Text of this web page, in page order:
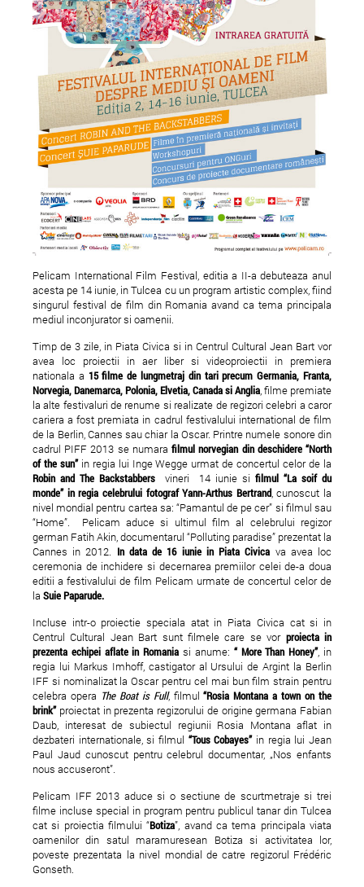
Castigatorii NexT 2011
Sonic Boom - The
Composers #4 MAO
Dezinhibator live act
Pelicam International Film Festival, editia a II-a debuteaza anul
acesta pe 14 iunie, in Tulcea cu un program artistic complex, fiind
singurul festival de film din Romania avand ca tema principala
mediul inconjurator si oamenii.
Timp de 3 zile, in Piata Civica si in Centrul Cultural Jean Bart vor
avea loc proiectii in aer liber si videoproiectii in premiera
nationala a 15 filme de lungmetraj din tari precum Germania, Franta,
Norvegia, Danemarca, Polonia, Elvetia, Canada si Anglia, filme premiate
la alte festivaluri de renume si realizate de regizori celebri a caror
cariera a fost premiata in cadrul festivalului international de film
de la Berlin, Cannes sau chiar la Oscar. Printre numele sonore din
cadrul PIFF 2013 se numarafilmul norvegian din deschidere “North
of the sun”in regia lui Inge Wegge urmat de concertul celor de la
Robin and The Backstabbers vineri 14 iunie si filmul “La soif du
monde” in regia celebrului fotograf Yann-Arthus Bertrand, cunoscut la
nivel mondial pentru cartea sa: “Pamantul de pe cer” si filmul sau
“Home”. Pelicam aduce si ultimul film al celebrului regizor
german Fatih Akin, documentarul “Polluting paradise” prezentat la
Cannes in 2012. In data de 16 iunie in Piata Civica va avea loc
ceremonia de inchidere si decernarea premiilor celei de-a doua
editii a festivalului de film Pelicam urmate de concertul celor de
la Suie Paparude.
Incluse intr-o proiectie speciala atat in Piata Civica cat si in
Centrul Cultural Jean Bart sunt filmele care se vor proiecta in
prezenta echipei aflate in Romania si anume: “ More Than Honey”, in
regia lui Markus Imhoff, castigator al Ursului de Argint la Berlin
IFF si nominalizat la Oscar pentru cel mai bun film strain pentru
celebra opera The Boat is Full, filmul“Rosia Montana a town on the
brink”proiectat in prezenta regizorului de origine germana Fabian
Daub, interesat de subiectul regiunii Rosia Montana aflat in
dezbateri internationale, si filmul “Tous Cobayes”in regia lui Jean
Paul Jaud cunoscut pentru celebrul documentar, „Nos enfants
nous accuseront”.
Pelicam IFF 2013 aduce si o sectiune de scurtmetraje si trei
filme incluse special in program pentru publicul tanar din Tulcea
cat si proiectia filmului “Botiza”, avand ca tema principala viata
oamenilor din satul maramuresean Botiza si activitatea lor,
poveste prezentata la nivel mondial de catre regizorul Frédéric
Gonseth.